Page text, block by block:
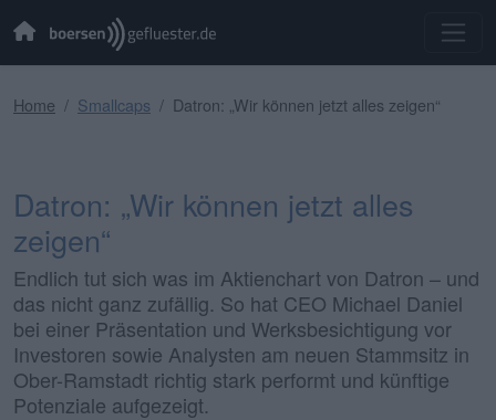
Home Smallcaps Datron: „Wir können jetzt alles zeigen“
Datron: „Wir können jetzt alles
zeigen“
Endlich tut sich was im Aktienchart von Datron – und
das nicht ganz zufällig. So hat CEO Michael Daniel
bei einer Präsentation und Werksbesichtigung vor
Investoren sowie Analysten am neuen Stammsitz in
Ober-Ramstadt richtig stark performt und künftige
Potenziale aufgezeigt.